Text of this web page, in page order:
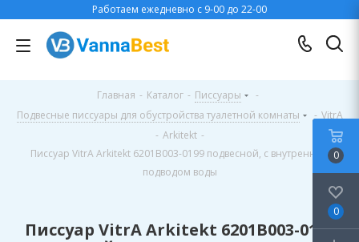
Работаем ежедневно с 9-00 до 22-00
Главная - Каталог - Писсуары
-
Подвесные писсуары для обустройства туалетной комнаты
- VitrA
- Arkitekt -
Писсуар VitrA Arkitekt 6201B003-0199 подвесной, с внутренним
подводом воды
Писсуар VitrA Arkitekt 6201B003-0199
0
0